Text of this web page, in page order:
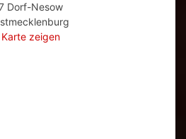
Dorf-Nesow
zeigen